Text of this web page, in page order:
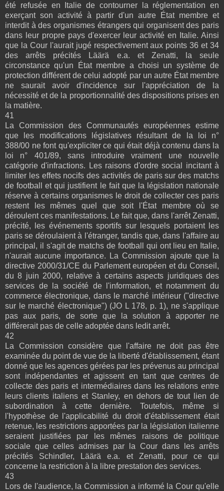
été refusée en Italie de contourner la réglementation en
exerçant son activité à partir d'un autre État membre et
interdit à des organismes étrangers qui organisent des paris
dans leur propre pays d'exercer leur activité en Italie. Ainsi
que la Cour l'aurait jugé respectivement aux points 36 et 34
des arrêts précités Läärä e.a. et Zenatti, la seule
circonstance qu'un État membre a choisi un système de
protection différent de celui adopté par un autre État membre
ne saurait avoir d'incidence sur l'appréciation de la
nécessité et de la proportionnalité des dispositions prises en
la matière.
41
La Commission des Communautés européennes estime
que les modifications législatives résultant de la loi n°
388/00 ne font qu'expliciter ce qui était déjà contenu dans la
loi n° 401/89, sans introduire vraiment une nouvelle
catégorie d'infractions. Les raisons d'ordre social incitant à
limiter les effets nocifs des activités de paris sur des matchs
de football et qui justifient le fait que la législation nationale
réserve à certains organismes le droit de collecter ces paris
restent les mêmes quel que soit l'État membre où se
déroulent ces manifestations. Le fait que, dans l'arrêt Zenatti,
précité, les événements sportifs sur lesquels portaient les
paris se déroulaient à l'étranger, tandis que, dans l'affaire au
principal, il s'agit de matchs de football qui ont lieu en Italie,
n'aurait aucune importance. La Commission ajoute que la
directive 2000/31/CE du Parlement européen et du Conseil,
du 8 juin 2000, relative à certains aspects juridiques des
services de la société de l'information, et notamment du
commerce électronique, dans le marché intérieur ("directive
sur le marché électronique") (JO L 178, p. 1), ne s'applique
pas aux paris, de sorte que la solution à apporter ne
différerait pas de celle adoptée dans ledit arrêt.
42
La Commission considère que l'affaire ne doit pas être
examinée du point de vue de la liberté d'établissement, étant
donné que les agences gérées par les prévenus au principal
sont indépendantes et agissent en tant que centres de
collecte des paris et intermédiaires dans les relations entre
leurs clients italiens et Stanley, en dehors de tout lien de
subordination à cette dernière. Toutefois, même si
l'hypothèse de l'applicabilité du droit d'établissement était
retenue, les restrictions apportées par la législation italienne
seraient justifiées par les mêmes raisons de politique
sociale que celles admises par la Cour dans les arrêts
précités Schindler, Läärä e.a. et Zenatti, pour ce qui
concerne la restriction à la libre prestation des services.
43
Lors de l'audience, la Commission a informé la Cour qu'elle